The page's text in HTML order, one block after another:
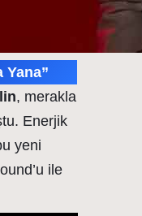
Yana”
, merakla
Enerjik
yeni
ile